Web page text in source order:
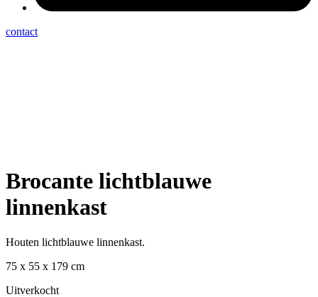
contact
Brocante lichtblauwe
linnenkast
Houten lichtblauwe linnenkast.
75 x 55 x 179 cm
Uitverkocht